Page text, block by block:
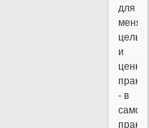
для
меня
цель
и
- в
самой